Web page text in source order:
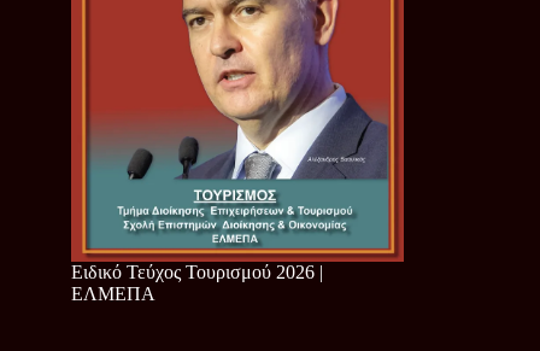
Ειδικό Τεύχος Τουρισμού 2026 |
ΕΛΜΕΠΑ